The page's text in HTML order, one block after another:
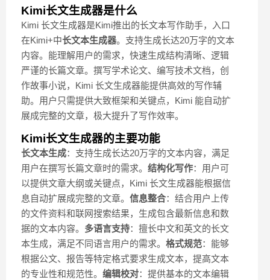
Kimi长文生成器是什么
Kimi 长文生成器是Kimi推出的长文本写作助手，入口
在Kimi+中长文本生成器。支持生成长达20万字的文本
内容。能理解用户的需求，快速生成结构清晰、逻辑
严谨的长篇文章。撰写学术论文、编写技术文档，创
作故事小说，Kimi 长文生成器能提供高效的写作辅
助。用户只需提供大致框架和关键点，Kimi 能自动扩
展成完整的文章，极大提升了写作效率。
Kimi长文生成器的主要功能
长文本生成：支持生成长达20万字的文本内容，满足
用户在撰写长篇文章时的需求。 结构化写作：用户可
以提供文章大纲或关键点，Kimi 长文生成器能根据信
息自动扩展成完整的文章。 信息整合：结合用户上传
的文件资料和联网搜索结果，生成包含最新信息和数
据的文本内容。 多语言支持：擅长中文和英文的长文
本生成，满足不同语言用户的需求。 格式规范：能够
根据公文、报告等特定格式要求生成文本，提高文本
的专业性和规范性。 编辑校对：提供基本的文本编辑